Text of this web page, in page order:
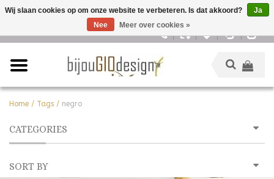
Home / Tags / negro
CATEGORIES
SORT BY
Wij slaan cookies op om onze website te verbeteren. Is dat akkoord?
Ja
Nee
Meer over cookies »